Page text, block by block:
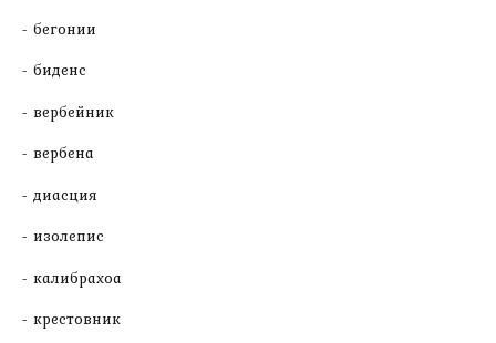
бегонии
биденс
вербейник
вербена
диасция
изолепис
калибрахоа
крестовник